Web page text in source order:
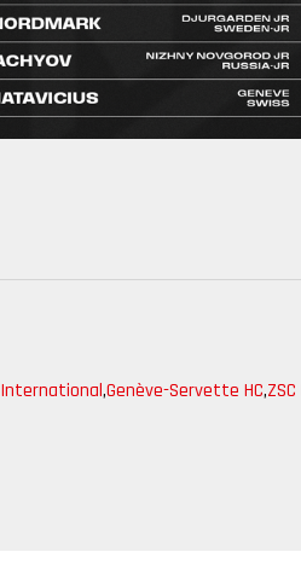
International,Genève-Servette HC,